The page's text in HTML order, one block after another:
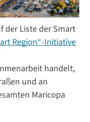
der Liste der Smart
Region“-Initiative
handelt,
und an
Maricopa